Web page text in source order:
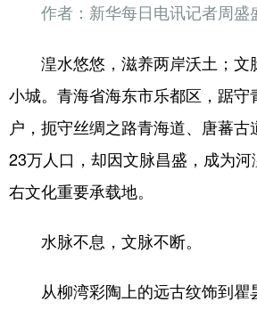
作者：新华每日电讯记者周盛
湟水悠悠，滋养两岸沃土；文
小城。青海省海东市乐都区，踞守
户，扼守丝绸之路青海道、唐蕃
23万人口，却因文脉昌盛，成为
右文化重要承载地。
水脉不息，文脉不断。
从柳湾彩陶上的远古纹饰到瞿